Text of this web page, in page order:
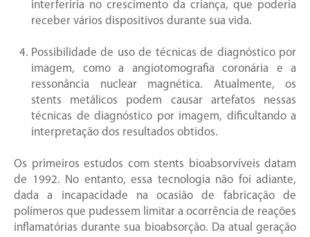
interferiria no crescimento da criança, que poderia
receber vários dispositivos durante sua vida.
Possibilidade de uso de técnicas de diagnóstico por
imagem, como a angiotomografia coronária e a
ressonância nuclear magnética. Atualmente, os
stents metálicos podem causar artefatos nessas
técnicas de diagnóstico por imagem, dificultando a
interpretação dos resultados obtidos.
Os primeiros estudos com stents bioabsorvíveis datam
de 1992. No entanto, essa tecnologia não foi adiante,
dada a incapacidade na ocasião de fabricação de
polímeros que pudessem limitar a ocorrência de reações
inflamatórias durante sua bioabsorção. Da atual geração